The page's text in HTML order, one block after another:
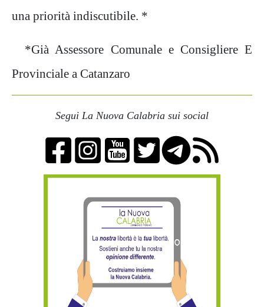
una priorità indiscutibile. *
*Già Assessore Comunale e Consigliere E
Provinciale a Catanzaro
Segui La Nuova Calabria sui social